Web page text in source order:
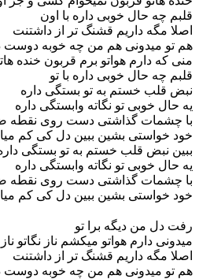
قلبم چه حال خوبی داره با اون
اصلا مگه داریم قشنگ تر از داشتنت
هم تو میدونی هم من چه خوبه دوست
منی که دارم هواتو برم قربون خنده
قلبم چه حال خوبی داره با تو
نبض قلب خستم به تو بستگی داره
یه حال خوبی تو نگاته وابستگی داره
با چشمات گذاشتی دست روی نقطه
خود خواستی بشین ببین دل کی کم
ببین نبض قلب خستم به تو بستگی
یه حال خوبی تو نگاته وابستگی داره
با چشمات گذاشتی دست روی نقطه
خود خواستی بشین ببین دل کی کم
رفت دل من دیگه برا تو
میدونی دارم هواتو میکشم ناز نگاتو ناز
اصلا مگه داریم قشنگ تر از داشتنت
هم تو میدونی هم من چه خوبه دوست